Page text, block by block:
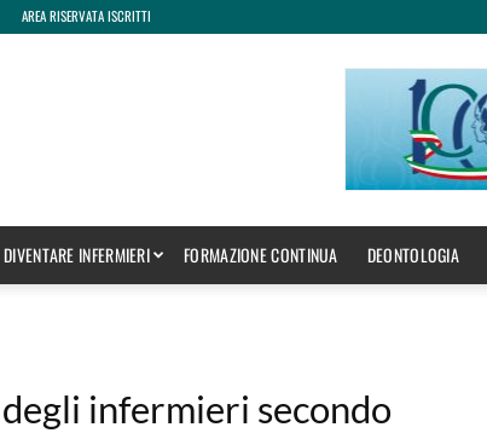
AREA RISERVATA ISCRITTI
INFERMIERI FORMAZIONE CONTINUA DEONTOLOGIA
infermieri secondo